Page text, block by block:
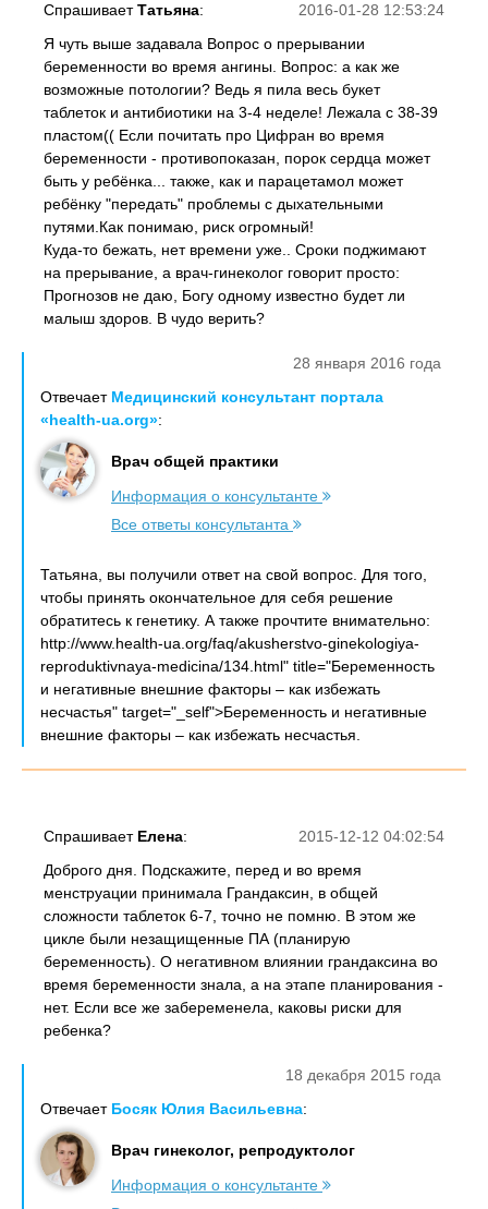
2016-01-28 12:53:24
СпрашиваетТатьяна:
Я чуть выше задавала Вопрос о прерывании
беременности во время ангины. Вопрос: а как же
возможные потологии? Ведь я пила весь букет
таблеток и антибиотики на 3-4 неделе! Лежала с 38-39
пластом(( Если почитать про Цифран во время
беременности - противопоказан, порок сердца может
быть у ребёнка... также, как и парацетамол может
ребёнку "передать" проблемы с дыхательными
путями.Как понимаю, риск огромный!
Куда-то бежать, нет времени уже.. Сроки поджимают
на прерывание, а врач-гинеколог говорит просто:
Прогнозов не даю, Богу одному известно будет ли
малыш здоров. В чудо верить?
28 января 2016 года
Отвечает Медицинский консультант портала
«health-ua.org»:
Врач общей практики
Информация о консультанте
Все ответы консультанта
Татьяна, вы получили ответ на свой вопрос. Для того,
чтобы принять окончательное для себя решение
обратитесь к генетику. А также прочтите внимательно:
http://www.health-ua.org/faq/akusherstvo-ginekologiya-
reproduktivnaya-medicina/134.html" title="Беременность
и негативные внешние факторы – как избежать
несчастья" target="_self">Беременность и негативные
внешние факторы – как избежать несчастья.
2015-12-12 04:02:54
Спрашивает Елена:
Доброго дня. Подскажите, перед и во время
менструации принимала Грандаксин, в общей
сложности таблеток 6-7, точно не помню. В этом же
цикле были незащищенные ПА (планирую
беременность). О негативном влиянии грандаксина во
время беременности знала, а на этапе планирования -
нет. Если все же забеременела, каковы риски для
ребенка?
18 декабря 2015 года
Отвечает Босяк Юлия Васильевна:
Врач гинеколог, репродуктолог
Информация о консультанте